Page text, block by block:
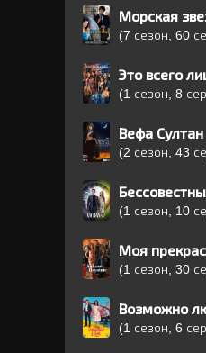
Морская
(7 сезон, 60
Это всего
(1 сезон, 8
Вефа Султан
(2 сезон, 43
(1 сезон, 10
Моя
(1 сезон, 30
Возможно
(1 сезон, 6